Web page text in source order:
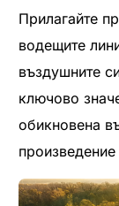
Прилагайте
водещите
въздушните
ключово
обикновена
произведение